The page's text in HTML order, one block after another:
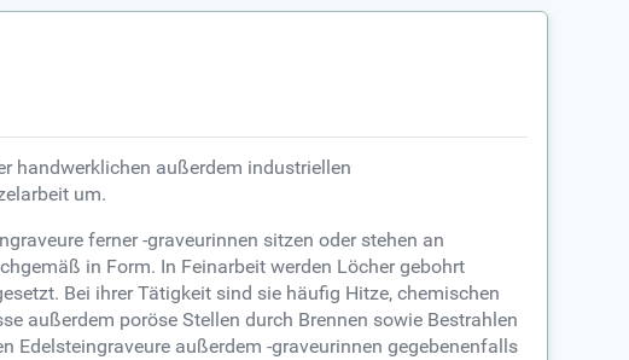
handwerklichen außerdem industriellen
um.
ferner -graveurinnen sitzen oder stehen an
in Form. In Feinarbeit werden Löcher gebohrt
Bei ihrer Tätigkeit sind sie häufig Hitze, chemischen
außerdem poröse Stellen durch Brennen sowie Bestrahlen
Edelsteingraveure außerdem -graveurinnen gegebenenfalls